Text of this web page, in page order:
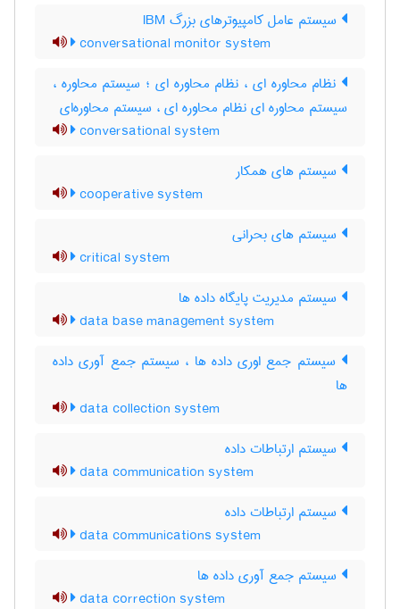
سیستم عامل کامپیوترهای بزرگ IBM
conversational monitor system
نظام محاوره ای ، نظام محاوره ای ؛ سیستم محاوره ،
سیستم محاوره ای نظام محاوره ای ، سیستم محاوره‌ای
conversational system
سیستم های همکار
cooperative system
سیستم های بحرانی
critical system
سیستم مدیریت پایگاه داده ها
data base management system
سیستم جمع اوری داده ها ، سیستم جمع آوری داده
ها
data collection system
سیستم ارتباطات داده
data communication system
سیستم ارتباطات داده
data communications system
سیستم جمع آوری داده ها
data correction system